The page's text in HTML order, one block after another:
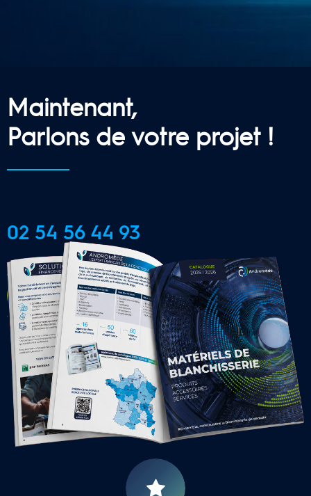
Maintenant,
Parlons de votre projet !
02 54 56 44 93
CONTACTER UNE AGENCE
LOCALE
16 Agences Régionales